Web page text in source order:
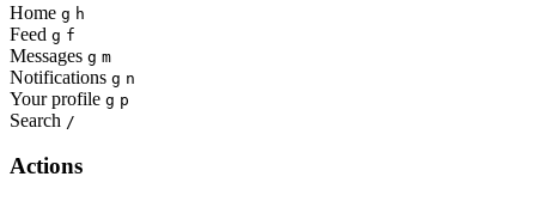
Home g h
Feed g f
Messages g m
Notifications g n
Your profile g p
Search /
Actions